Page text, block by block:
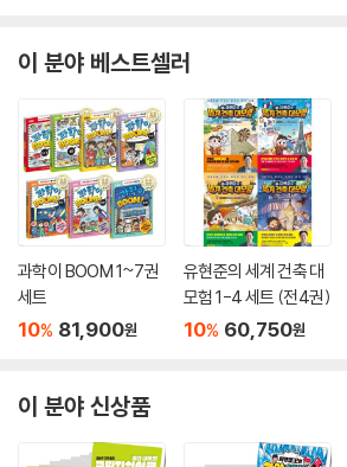
이 분야 베스트셀러
과학이 BOOM 1~7권
세트
10% 81,900원
유현준의 세계 건축 대
모험 1-4 세트 (전4권)
10% 60,750원
이 분야 신상품